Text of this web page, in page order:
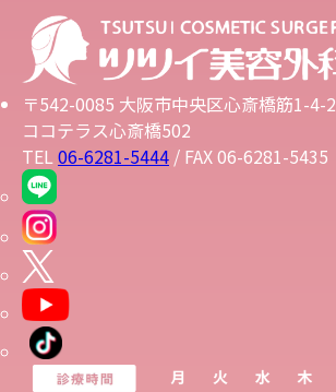
〒542-0085 大阪市中央区心斎橋筋1-4-
ココテラス心斎橋502
TEL06-6281-5444 / FAX 06-6281-5435